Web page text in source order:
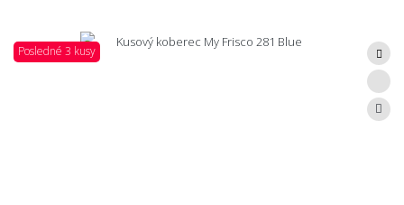
Posledné 3 kusy